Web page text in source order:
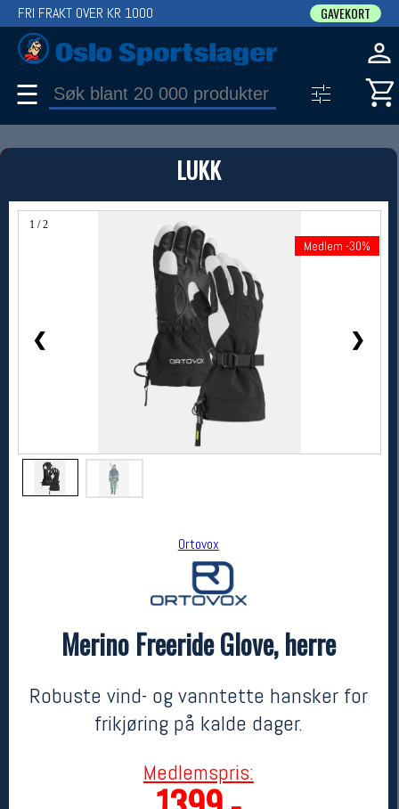
LUKK
1 / 2
❮ ❯
Medlem -30%
Ortovox
Merino Freeride Glove, herre
Robuste vind- og vanntette hansker for
frikjøring på kalde dager.
Medlemspris:
FRI FRAKT OVER KR 1000 GAVEKORT
☰
PRODUKT
Produkter (1)
Bruk filter til å spisse søket
Ortovox
1999,- MEDLEM:1399,-